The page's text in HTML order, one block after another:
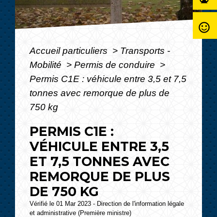
Accueil particuliers > Transports -
Mobilité > Permis de conduire >
Permis C1E : véhicule entre 3,5 et 7,5
tonnes avec remorque de plus de
750 kg
PERMIS C1E :
VÉHICULE ENTRE 3,5
ET 7,5 TONNES AVEC
REMORQUE DE PLUS
DE 750 KG
Vérifié le 01 Mar 2023 - Direction de l'information légale
et administrative (Première ministre)
sentiment_satisfied_alt